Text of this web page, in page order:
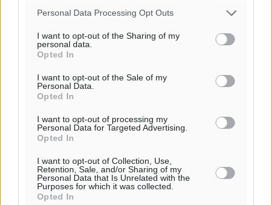
Personal Data Processing Opt Outs
I want to opt-out of the Sharing of my
personal data.
Opted In
I want to opt-out of the Sale of my
Personal Data.
Opted In
I want to opt-out of processing my
Personal Data for Targeted Advertising.
Opted In
I want to opt-out of Collection, Use,
Retention, Sale, and/or Sharing of my
Personal Data that Is Unrelated with the
Purposes for which it was collected.
Opted In
Αρδάνι – Απαγορεύτηκε η κολύμβηση στην περιοχή
Τουρνάς για φωτιές: «Κανένα περιθώριο
Ειδήσεις• πριν 1 ώρα
Καιρός: Επιμένουν οι υψηλές θερμοκρασίες – Ισχυρά
μελτέμια έως 9 μποφόρ, σε «Red Code» 6 περιοχές
Τα φοιτητικά ενοίκια «τινάζουν στον αέρα» τους
οικογενειακούς προϋπολογισμούς